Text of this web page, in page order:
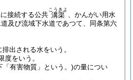
接続する公共 溝渠
こうきよ
、かんがい用水
及び流域下水道であつて、同条第六
出される水をいう。
度をいう。
「有害物質」という。)の量につい